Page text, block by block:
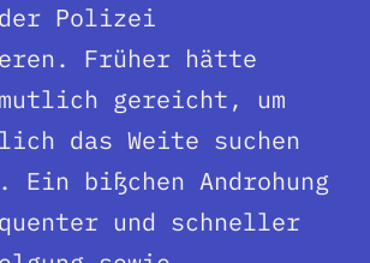
Polizei
Früher hätte
gereicht, um
das Weite suchen
Ein bißchen Androhung
und schneller